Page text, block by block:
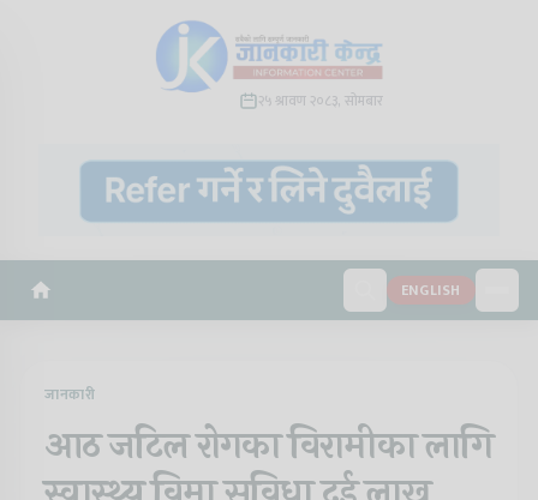
२५ श्रावण २०८३, सोमबार
ENGLISH
जानकारी
आठ जटिल रोगका विरामीका लागि